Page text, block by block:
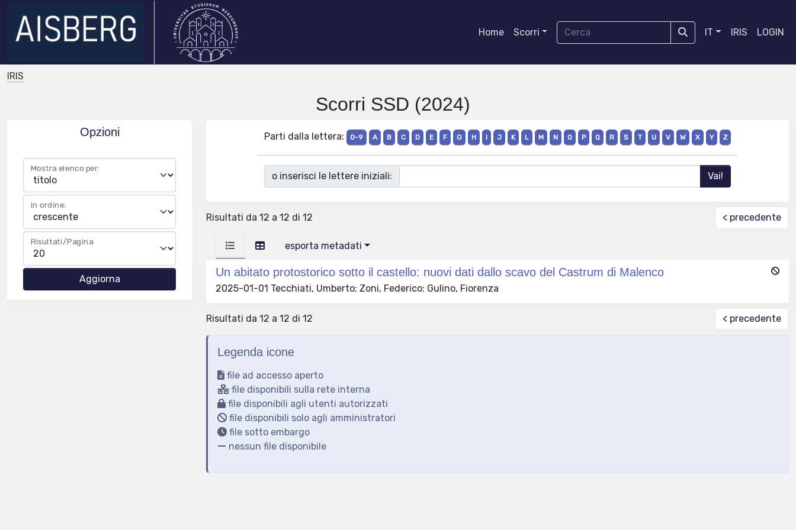
Home Scorri IT IRIS LOGIN
IRIS
Scorri SSD (2024)
Opzioni
Mostra elenco per:
in ordine:
Risultati/Pagina
Parti dalla lettera: 0-9 A B C D E F G H I J K L M N O P Q R S T U V W X Y Z
o inserisci le lettere iniziali:
Risultati da 12 a 12 di 12 < precedente
esporta metadati
Un abitato protostorico sotto il castello: nuovi dati dallo scavo del Castrum di Malenco
2025-01-01 Tecchiati, Umberto; Zoni, Federico; Gulino, Fiorenza
Risultati da 12 a 12 di 12 < precedente
Legenda icone
file ad accesso aperto
file disponibili sulla rete interna
file disponibili agli utenti autorizzati
file disponibili solo agli amministratori
file sotto embargo
nessun file disponibile